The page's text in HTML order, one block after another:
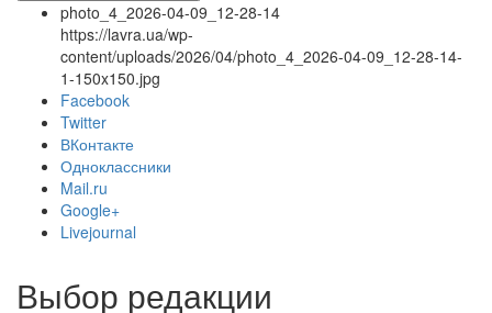
Онлайн трансляции
12 сентября 2015
12 сентября 2015
12 сентября 2015
12 сентября 2015
12 сентября 2015
12 сентября 2015Название трансляции
12 сентября 2015Название трансляции
photo_4_2026-04-09_12-28-14
https://lavra.ua/wp-
content/uploads/2026/04/photo_4_2026-04-09_12-28-14-
1-150x150.jpg
Facebook
Twitter
ВКонтакте
Одноклассники
Mail.ru
Google+
Livejournal
Выбор редакции